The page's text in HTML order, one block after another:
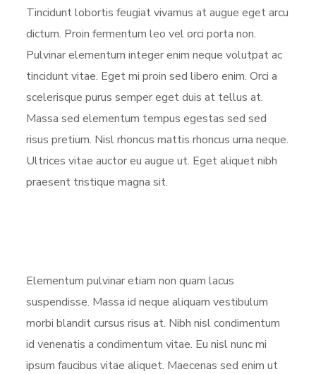
Tincidunt lobortis feugiat vivamus at augue eget arcu
dictum. Proin fermentum leo vel orci porta non.
Pulvinar elementum integer enim neque volutpat ac
tincidunt vitae. Eget mi proin sed libero enim. Orci a
scelerisque purus semper eget duis at tellus at.
Massa sed elementum tempus egestas sed sed
risus pretium. Nisl rhoncus mattis rhoncus urna neque.
Ultrices vitae auctor eu augue ut. Eget aliquet nibh
praesent tristique magna sit.
Elementum pulvinar etiam non quam lacus
suspendisse. Massa id neque aliquam vestibulum
morbi blandit cursus risus at. Nibh nisl condimentum
id venenatis a condimentum vitae. Eu nisl nunc mi
ipsum faucibus vitae aliquet. Maecenas sed enim ut